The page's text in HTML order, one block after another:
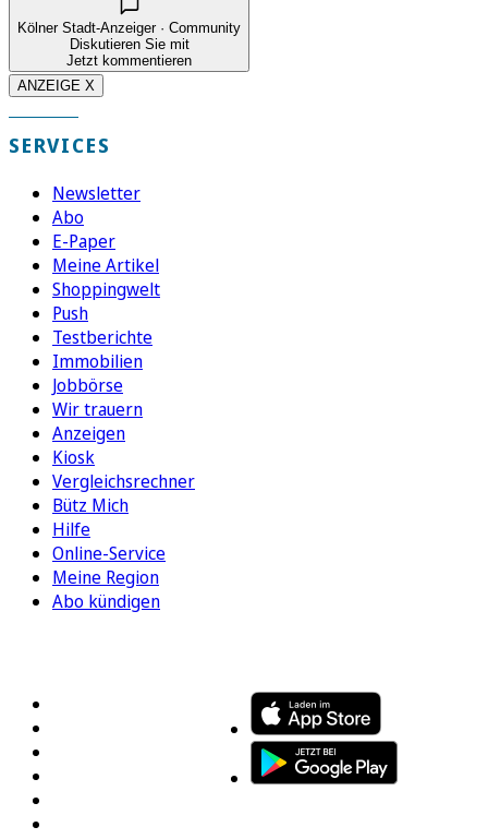
Kölner Stadt-Anzeiger · Community
Diskutieren Sie mit
Jetzt kommentieren
ANZEIGE X
SERVICES
Newsletter
Abo
E-Paper
Meine Artikel
Shoppingwelt
Push
Testberichte
Immobilien
Jobbörse
Wir trauern
Anzeigen
Kiosk
Vergleichsrechner
Bütz Mich
Hilfe
Online-Service
Meine Region
Abo kündigen